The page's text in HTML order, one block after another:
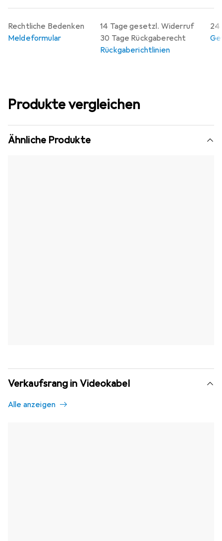
14 Tage gesetzl. Widerruf
30 Tage Rückgaberecht
Rückgaberichtlinien
24
Rechtliche Bedenken
Meldeformular
Produkte vergleichen
Ähnliche Produkte
Verkaufsrang in Videokabel
Alle anzeigen